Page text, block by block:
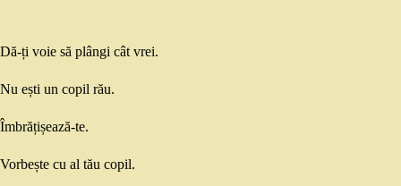
Dă-ți voie să plângi cât vrei.
Nu ești un copil rău.
Îmbrățișează-te.
Vorbește cu al tău copil.